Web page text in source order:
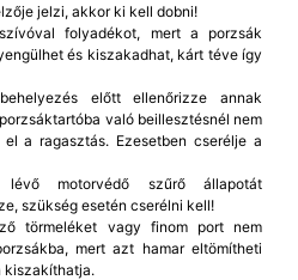
jelzi, akkor ki kell dobni!
folyadékot, mert a porzsák
és kiszakadhat, kárt téve így
előtt ellenőrizze annak
való beillesztésnél nem
a ragasztás. Ezesetben cserélje a
motorvédő szűrő állapotát
szükség esetén cserélni kell!
törmeléket vagy finom port nem
mert azt hamar eltömítheti
kiszakíthatja.